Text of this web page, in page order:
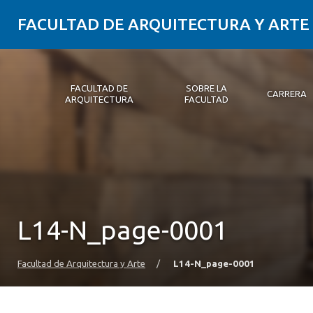
FACULTAD DE ARQUITECTURA Y ARTE
FACULTAD DE
ARQUITECTURA
SOBRE LA
FACULTAD
CARRERA
L14-N_page-0001
Facultad de Arquitectura y Arte / L14-N_page-0001